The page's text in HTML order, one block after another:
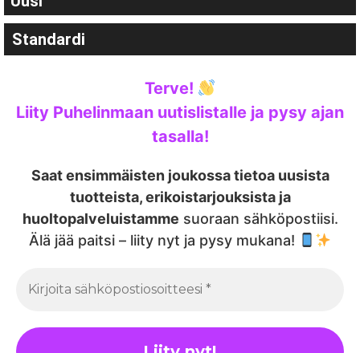
Standardi
Terve!
Liity Puhelinmaan uutislistalle ja pysy ajan
tasalla!
Saat ensimmäisten joukossa tietoa uusista
tuotteista, erikoistarjouksista ja
huoltopalveluistamme suoraan sähköpostiisi.
Älä jää paitsi – liity nyt ja pysy mukana!